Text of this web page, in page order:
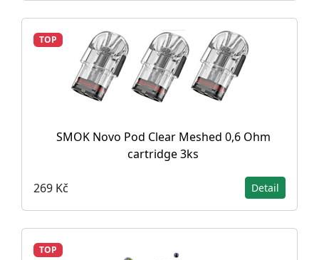
TOP
SMOK Novo Pod Clear Meshed 0,6 Ohm
cartridge 3ks
269 Kč Detail
TOP